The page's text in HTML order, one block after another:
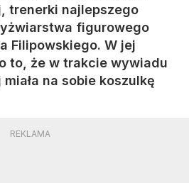
trenerki najlepszego
figurowego
Filipowskiego. W jej
to, że w trakcie wywiadu
na sobie koszulkę